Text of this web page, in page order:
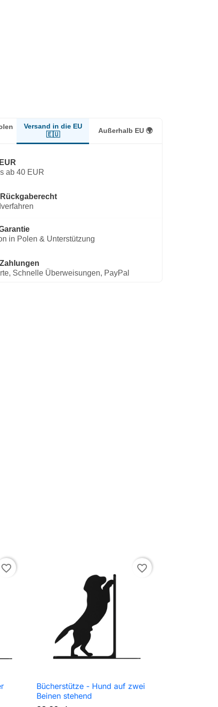
Versand in die EU
🇪🇺
Außerhalb EU 🌍
ab 40 EUR
in Polen & Unterstützung
Schnelle Überweisungen, PayPal
favorite_border favorite_border
 Schnellansicht
Bücherstütze - Hund auf zwei
Beinen stehend